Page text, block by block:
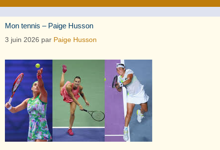
Mon tennis – Paige Husson
3 juin 2026 par Paige Husson